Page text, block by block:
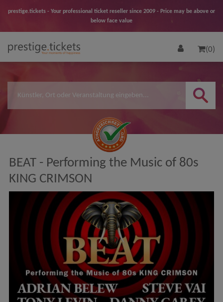
prestige.tickets - Your professional ticket reseller since 2009 - Price may be above or
below face value
(0)
BEAT - Performing the Music of 80s
KING CRIMSON